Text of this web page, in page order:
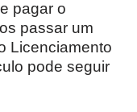
pagar o
passar um
Licenciamento
pode seguir